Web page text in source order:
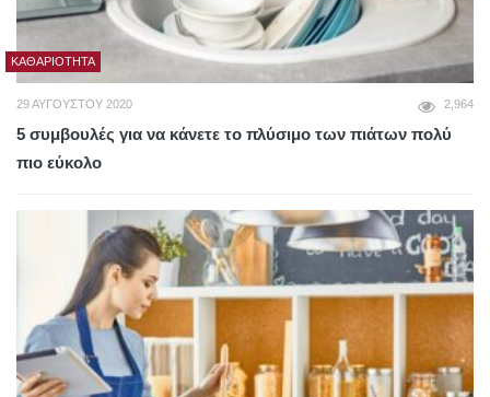
ΚΑΘΑΡΙΌΤΗΤΑ
29 ΑΥΓΟΎΣΤΟΥ 2020 2,964
5 συμβουλές για να κάνετε το πλύσιμο των πιάτων πολύ
πιο εύκολο